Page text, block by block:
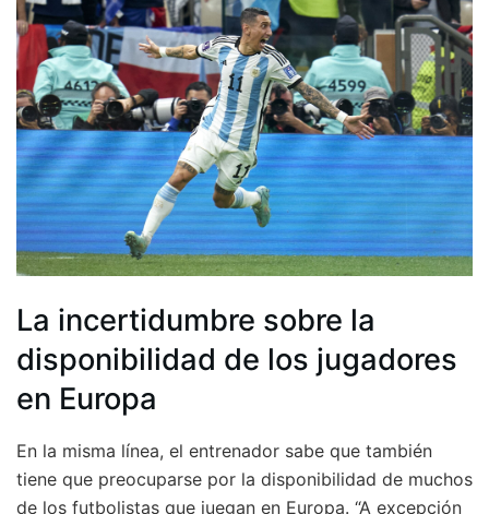
La incertidumbre sobre la
disponibilidad de los jugadores
en Europa
En la misma línea, el entrenador sabe que también
tiene que preocuparse por la disponibilidad de muchos
de los futbolistas que juegan en Europa. “A excepción